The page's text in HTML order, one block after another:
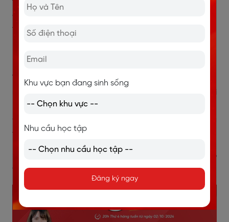
đời sống hoặc công việc. Chẳng hạn, bạn có thể luyện
tập cách giới thiệu bản thân trong buổi phỏng vấn,
hoặc tham gia cuộc họp online đơn giản.
Việc luyện tập theo tình huống giúp bạn
khi đối mặt với tình huống tương tự ngoài đời thực.
Đồng thời, cách học này cũng giúp bạn học đúng
trọng tâm, không lan man, không học thừa.
>> Xem thêm:
Các bài luyện nói tiếng Anh theo chủ đề
thông dụng cho người mới bắt đầu
Khu vực bạn đang sinh sống
Nhu cầu học tập
Đăng ký ngay